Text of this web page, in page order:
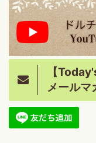
【
メールマ